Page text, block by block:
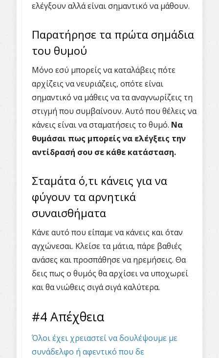
ελέγξουν αλλά είναι σημαντικό να μάθουν.
Παρατήρησε τα πρώτα σημάδια
του θυμού
Μόνο εσύ μπορείς να καταλάβεις πότε
αρχίζεις να νευριάζεις, οπότε είναι
σημαντικό να μάθεις να τα αναγνωρίζεις τη
στιγμή που συμβαίνουν. Αυτό που θέλεις να
κάνεις είναι να σταματήσεις το θυμό. Να
θυμάσαι πως μπορείς να ελέγξεις την
αντίδρασή σου σε κάθε κατάσταση.
Σταμάτα ό,τι κάνεις για να
φύγουν τα αρνητικά
συναισθήματα
Κάνε αυτό που είπαμε να κάνεις και όταν
αγχώνεσαι. Κλείσε τα μάτια, πάρε βαθιές
ανάσες και προσπάθησε να ηρεμήσεις. Θα
δεις πως ο θυμός θα αρχίσει να υποχωρεί
και θα νιώθεις σιγά σιγά καλύτερα.
#4 Απέχθεια
Όλοι έχει χρειαστεί να δουλέψουμε με
συνάδελφο ή αφεντικό που δε